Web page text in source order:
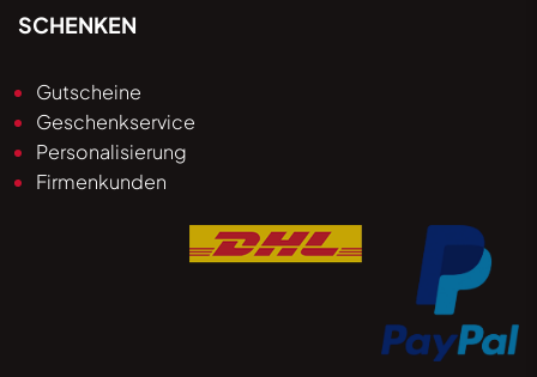
SCHENKEN
Gutscheine
Geschenkservice
Personalisierung
Firmenkunden